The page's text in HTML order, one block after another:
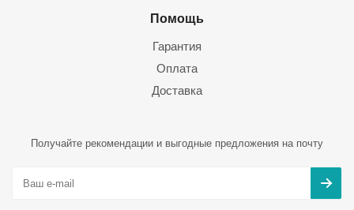
Помощь
Гарантия
Оплата
Доставка
Получайте рекомендации и выгодные предложения на почту